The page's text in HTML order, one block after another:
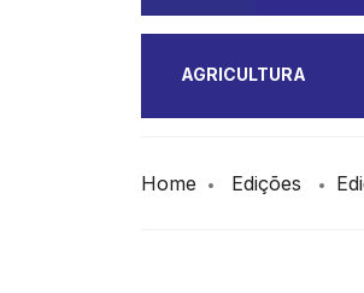
AGRICULTURA
Home Edições